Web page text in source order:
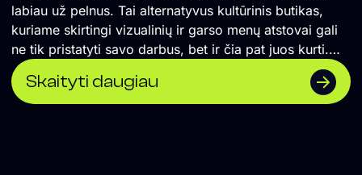
labiau už pelnus. Tai alternatyvus kultūrinis butikas,
kuriame skirtingi vizualinių ir garso menų atstovai gali
ne tik pristatyti savo darbus, bet ir čia pat juos kurti.
</span> Formuojame erdvę, kurioje naktinė kultūra
suvokiama ne vien kaip pramoga, o labiau kaip
alternatyvios kultūros sklaidos židinys, socialinė jungtis
Skaityti daugiau